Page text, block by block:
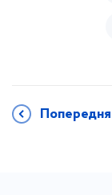
Попередня